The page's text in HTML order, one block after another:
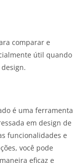
comparar e
útil quando
é uma ferramenta
em design de
funcionalidades e
você pode
eficaz e